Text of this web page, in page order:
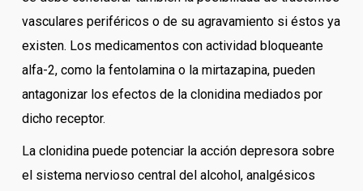
vasculares periféricos o de su agravamiento si éstos ya
existen. Los medicamentos con actividad bloqueante
alfa-2, como la fentolamina o la mirtazapina, pueden
antagonizar los efectos de la clonidina mediados por
dicho receptor.
La clonidina puede potenciar la acción depresora sobre
el sistema nervioso central del alcohol, analgésicos